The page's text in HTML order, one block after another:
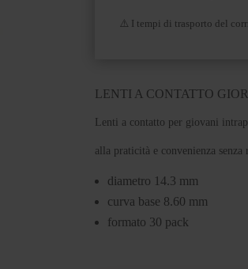
⚠️ I tempi di trasporto del
LENTI A CONTATTO
Lenti a contatto per giovani
alla praticità e convenienza
diametro 14.3 mm
curva base 8.60 mm
formato 30 pack